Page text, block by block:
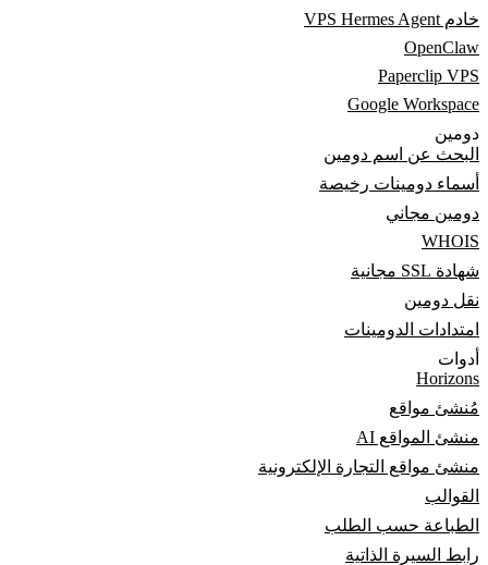
خادم VPS Hermes Agent
OpenClaw
Paperclip VPS
Google Workspace
دومين
البحث عن اسم دومين
أسماء دومينات رخيصة
دومين مجاني
WHOIS
شهادة SSL مجانية
نقل دومين
امتدادات الدومينات
أدوات
Horizons
مُنشئ مواقع
منشئ المواقع AI
منشئ مواقع التجارة الإلكترونية
القوالب
الطباعة حسب الطلب
رابط السيرة الذاتية